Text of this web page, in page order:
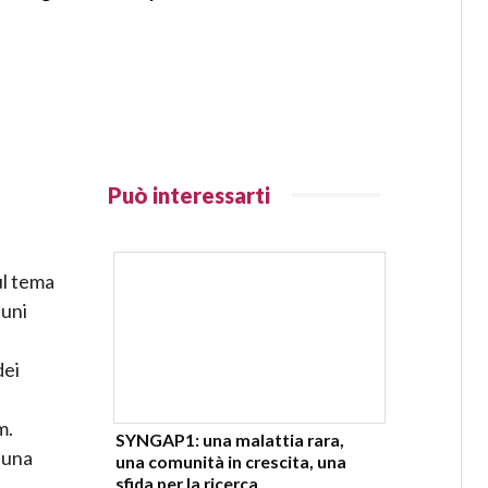
tema
Può interessarti
SYNGAP1: una malattia rara,
una comunità in crescita, una
sfida per la ricerca